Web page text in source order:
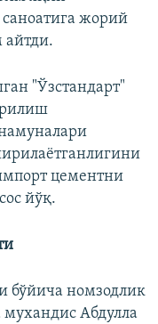
жорий
"Ўзстандарт"
цементни
йўқ.
бўйича номзодлик
мухандис Абдулла